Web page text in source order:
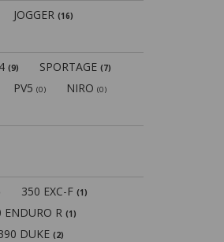
JOGGER(16)
(9) SPORTAGE(7)
PV5(0) NIRO(0)
350 EXC-F(1)
ENDURO R(1)
DUKE(2)